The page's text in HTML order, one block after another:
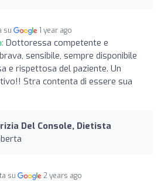
su 1 year ago
Dottoressa competente e
sensibile, sempre disponibile
e rispettosa del paziente. Un
Stra contenta di essere sua
Del Console, Dietista
su 2 years ago